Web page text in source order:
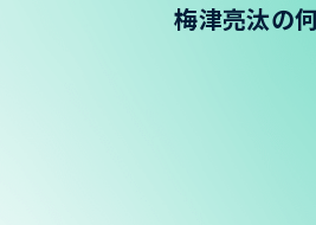
梅津亮汰の